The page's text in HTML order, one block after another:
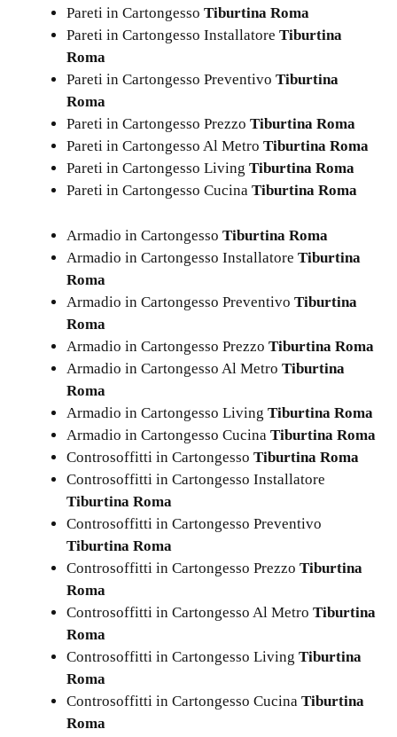
Pareti in Cartongesso Tiburtina Roma
Pareti in Cartongesso Installatore Tiburtina
Roma
Pareti in Cartongesso Preventivo Tiburtina
Roma
Pareti in Cartongesso Prezzo Tiburtina Roma
Pareti in Cartongesso Al Metro Tiburtina Roma
Pareti in Cartongesso Living Tiburtina Roma
Pareti in Cartongesso Cucina Tiburtina Roma
Armadio in Cartongesso Tiburtina Roma
Armadio in Cartongesso Installatore Tiburtina
Roma
Armadio in Cartongesso Preventivo Tiburtina
Roma
Armadio in Cartongesso Prezzo Tiburtina Roma
Armadio in Cartongesso Al Metro Tiburtina
Roma
Armadio in Cartongesso Living Tiburtina Roma
Armadio in Cartongesso Cucina Tiburtina Roma
Controsoffitti in Cartongesso Tiburtina Roma
Controsoffitti in Cartongesso Installatore
Tiburtina Roma
Controsoffitti in Cartongesso Preventivo
Tiburtina Roma
Controsoffitti in Cartongesso Prezzo Tiburtina
Roma
Controsoffitti in Cartongesso Al Metro Tiburtina
Roma
Controsoffitti in Cartongesso Living Tiburtina
Roma
Controsoffitti in Cartongesso Cucina Tiburtina
Roma